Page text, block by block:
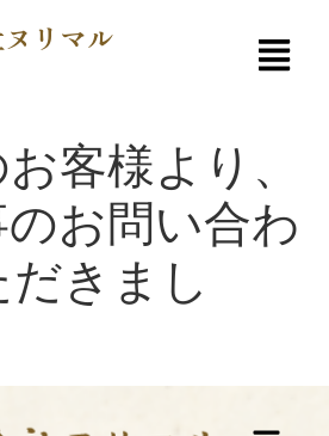
リマル
客様より、
お問い合わ
きまし